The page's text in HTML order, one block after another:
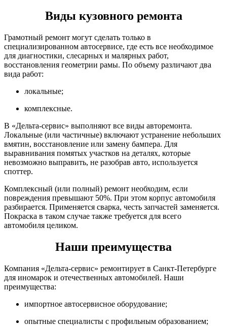
Виды кузовного ремонта
Грамотный ремонт могут сделать только в
специализированном автосервисе, где есть все необходимое
для диагностики, слесарных и малярных работ,
восстановления геометрии рамы. По объему различают два
вида работ:
локальные;
комплексные.
В «Дельта-сервис» выполняют все виды авторемонта.
Локальные (или частичные) включают устранение небольших
вмятин, восстановление или замену бампера. Для
выравнивания помятых участков на деталях, которые
невозможно выправить, не разобрав авто, используется
споттер.
Комплексный (или полный) ремонт необходим, если
повреждения превышают 50%. При этом корпус автомобиля
разбирается. Применяется сварка, честь запчастей заменяется.
Покраска в таком случае также требуется для всего
автомобиля целиком.
Наши преимущества
Компания «Дельта-сервис» ремонтирует в Санкт-Петербурге
для иномарок и отечественных автомобилей. Наши
преимущества:
импортное автосервисное оборудование;
опытные специалисты с профильным образованием;